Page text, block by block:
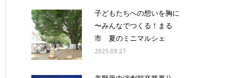
子どもたちへの想いを胸に
〜みんなでつくる！まる
市 夏のミニマルシェ
2025.09.27